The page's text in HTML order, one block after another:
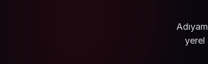
yerel